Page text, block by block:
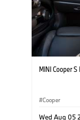
MINI Cooper S
Cooper
Wed Aug 05